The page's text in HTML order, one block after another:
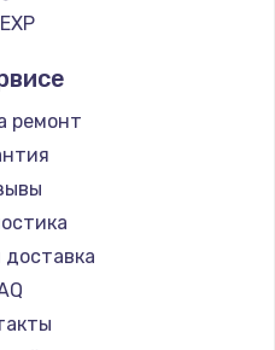
руб.
питания
стекла
ремонт